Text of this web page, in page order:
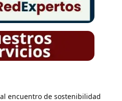
encuentro de sostenibilidad